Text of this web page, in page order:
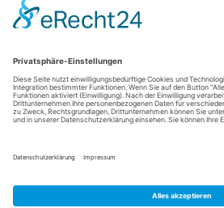
© 2026 Barbarossa
Datenschutz